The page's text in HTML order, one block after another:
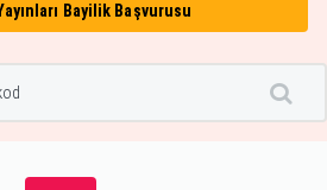
Bayilik Başvurusu